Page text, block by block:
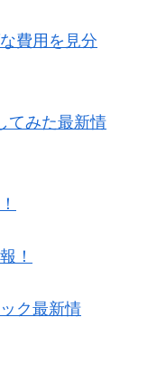
費用を見分
てみた最新情
！
ク最新情